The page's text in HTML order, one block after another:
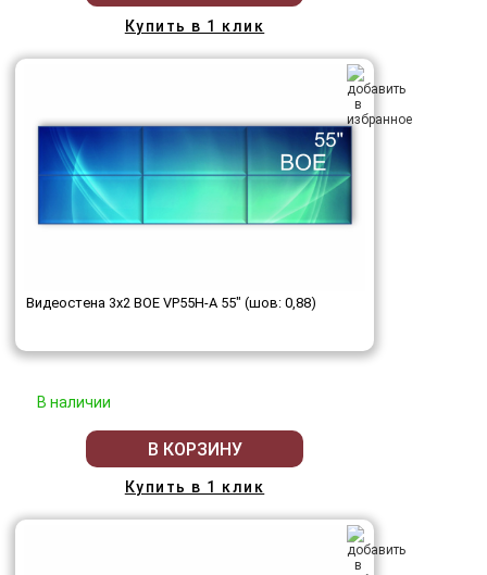
Купить в 1 клик
Видеостена 3x2 BOE VP55H-A 55" (шов: 0,88)
В наличии
В КОРЗИНУ
Купить в 1 клик